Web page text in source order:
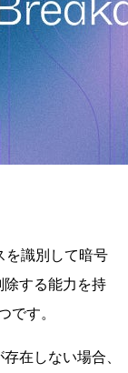
を識別して暗号
する能力を持
です。
在しない場合、